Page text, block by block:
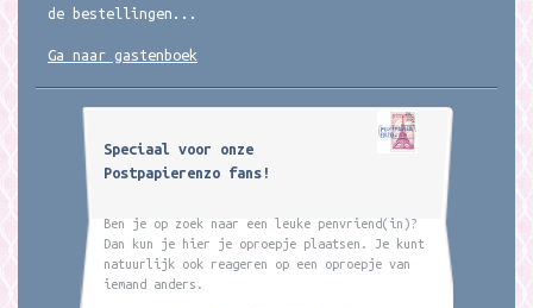
de bestellingen...
Ga naar gastenboek
Speciaal voor onze
Postpapierenzo fans!
Ben je op zoek naar een leuke penvriend(in)?
Dan kun je hier je oproepje plaatsen. Je kunt
natuurlijk ook reageren op een oproepje van
iemand anders.